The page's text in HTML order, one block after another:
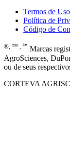
Termos de Uso
Política de
Código de
®, ™ , ℠ Marcas
AgroSciences,
ou de seus
CORTEVA